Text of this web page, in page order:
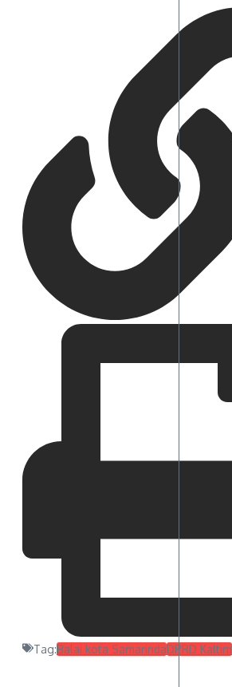
Tag:Balai kota SamarindaDPRD Kaltim